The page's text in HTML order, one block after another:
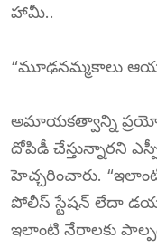
హామీ..
“మూఢనమ్మకాలు
అమాయకత్వాన్ని
దోపిడీ చేస్తున్నారని
హెచ్చరించారు.
పోలీస్ స్టేషన్ లేదా
ఇలాంటి నేరాలకు